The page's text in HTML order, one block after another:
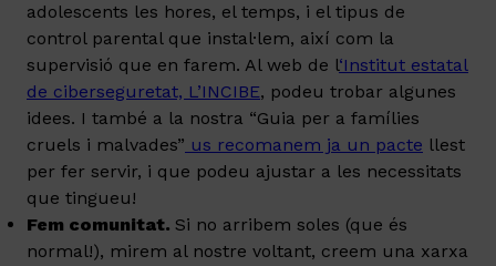
adolescents les hores, el temps, i el tipus de
control parental que instal·lem, així com la
supervisió que en farem. Al web de l‘Institut estatal
de ciberseguretat, L’INCIBE, podeu trobar algunes
idees. I també a la nostra “Guia per a famílies
cruels i malvades” us recomanem ja un pacte llest
per fer servir, i que podeu ajustar a les necessitats
que tingueu!
Fem comunitat. Si no arribem soles (que és
normal!), mirem al nostre voltant, creem una xarxa